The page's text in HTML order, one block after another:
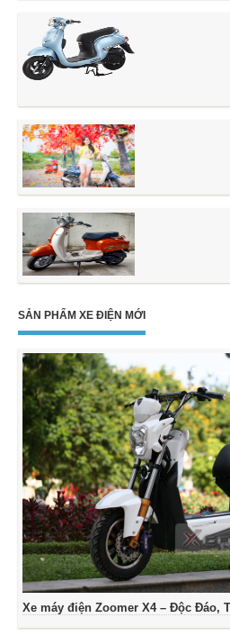
SẢN PHẨM XE ĐIỆN MỚI
Xe máy điện Zoomer X4 – Độc Đáo,